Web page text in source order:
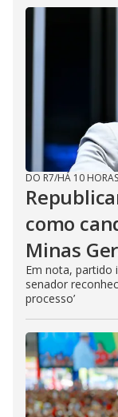
DO R7/HÁ 10 HORAS
como
Minas
Em nota, partido
senador
processo’